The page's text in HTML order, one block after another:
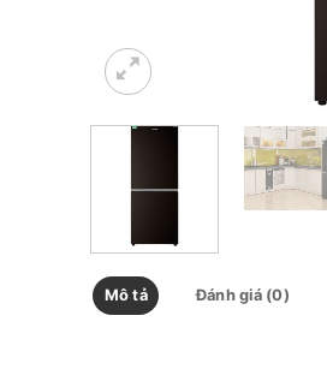
Mô tả Đánh giá (0)